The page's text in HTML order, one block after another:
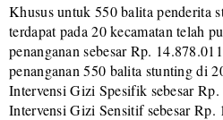
Khusus untuk 550 balita penderita
terdapat pada 20 kecamatan telah
penanganan sebesar Rp.
penanganan 550 balita stunting di
Intervensi Gizi Spesifik sebesar
Intervensi Gizi Sensitif sebesar Rp.